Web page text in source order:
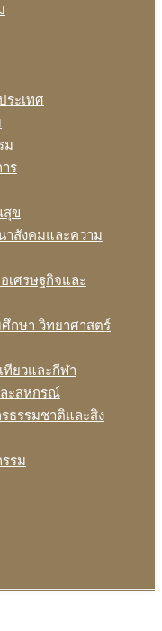
ระเทศ
ม
ร
สุข
าสังคมและความ
เศรษฐกิจและ
กษา วิทยาศาสตร์
ทียวและกีฬา
ละสหกรณ์
ธรรมชาติและสิง
รม